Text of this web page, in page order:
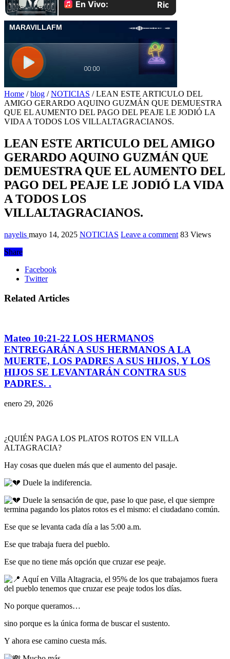
Home / blog / NOTICIAS / LEAN ESTE ARTICULO DEL
AMIGO GERARDO AQUINO GUZMÁN QUE DEMUESTRA
QUE EL AUMENTO DEL PAGO DEL PEAJE LE JODIÓ LA
VIDA A TODOS LOS VILLALTAGRACIANOS.
LEAN ESTE ARTICULO DEL AMIGO
GERARDO AQUINO GUZMÁN QUE
DEMUESTRA QUE EL AUMENTO DEL
PAGO DEL PEAJE LE JODIÓ LA VIDA
A TODOS LOS
VILLALTAGRACIANOS.
nayelis mayo 14, 2025 NOTICIAS Leave a comment 83 Views
Share
Facebook
Twitter
Related Articles
Mateo 10:21-22 LOS HERMANOS
ENTREGARÁN A SUS HERMANOS A LA
MUERTE, LOS PADRES A SUS HIJOS, Y LOS
HIJOS SE LEVANTARÁN CONTRA SUS
PADRES. .
enero 29, 2026
¿QUIÉN PAGA LOS PLATOS ROTOS EN VILLA
ALTAGRACIA?
Hay cosas que duelen más que el aumento del pasaje.
Duele la indiferencia.
Duele la sensación de que, pase lo que pase, el que siempre
termina pagando los platos rotos es el mismo: el ciudadano común.
Ese que se levanta cada día a las 5:00 a.m.
Ese que trabaja fuera del pueblo.
Ese que no tiene más opción que cruzar ese peaje.
Aquí en Villa Altagracia, el 95% de los que trabajamos fuera
del pueblo tenemos que cruzar ese peaje todos los días.
No porque queramos…
sino porque es la única forma de buscar el sustento.
Y ahora ese camino cuesta más.